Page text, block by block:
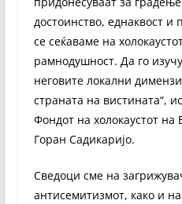
достоинство, еднаквост и
се сеќаваме на
рамнодушност. Да го
неговите локални
страната на вистината“,
Фондот на холокаустот на
Горан Садикаријо.
Сведоци сме на
антисемитизмот, како и